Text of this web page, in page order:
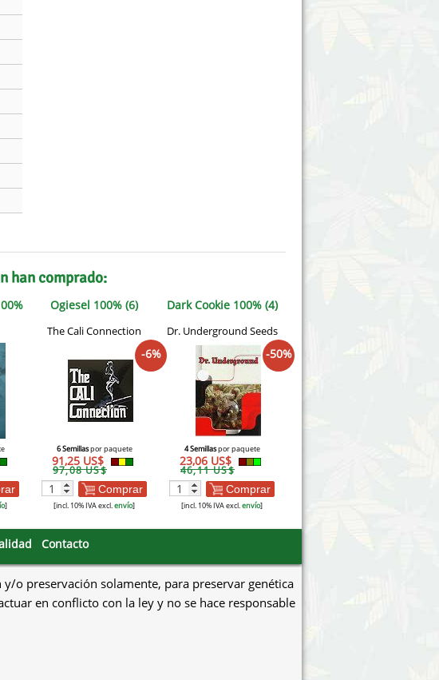
han comprado:
]
Ogiesel 100% (6)
The Cali Connection
-6%
6 Semillaspor paquete
91,25 US$
97,08 US$
Comprar
[incl. 10% IVA excl.envío]
Dark Cookie 100% (4)
Dr. Underground Seeds
-50%
4 Semillaspor paquete
23,06 US$
46,11 US$
Comprar
[incl. 10% IVA excl.envío]
Contacto
o preservación solamente, para preservar genética
en conflicto con la ley y no se hace responsable